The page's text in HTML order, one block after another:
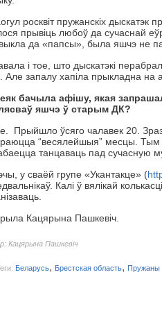
росквіт пружанскіх
прывіць любоў да сучаснай
да «папсы», была яшчэ не
і тое, што дыскатэкі
Але запалу хапіла прыкладна на
бачыла афішу, якая
яшчэ ў старым ДК?
Прыйшло ўсяго чалавек 20.
“весялейшыя” месцы.
танцаваць пад сучасную
у сваёй групе «Укантакце» (
Калі ў вялікай
Кацярына Пашкевіч.
Кацярына Пашкевіч
Беларусь, Брестская область, Пружаны